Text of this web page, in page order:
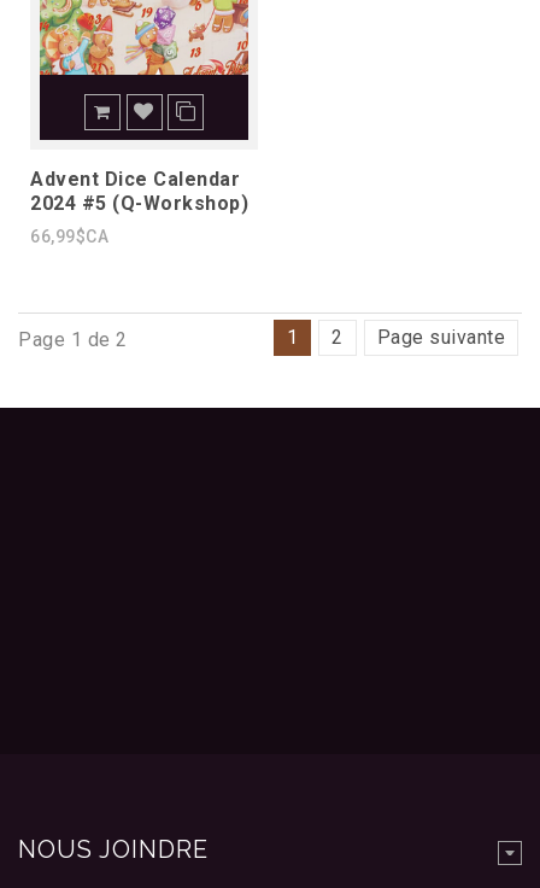
Advent Dice Calendar
2024 #5 (Q-Workshop)
66,99$CA
Page 1 de 2 1 2 Page suivante
NOUS JOINDRE